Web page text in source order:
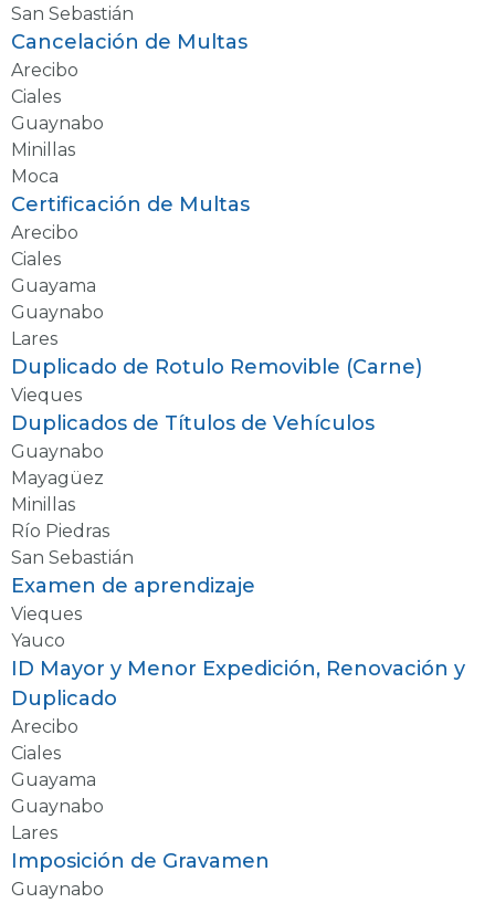
San Sebastián
Cancelación de Multas
Arecibo
Ciales
Guaynabo
Minillas
Moca
Certificación de Multas
Arecibo
Ciales
Guayama
Guaynabo
Lares
Duplicado de Rotulo Removible (Carne)
Vieques
Duplicados de Títulos de Vehículos
Guaynabo
Mayagüez
Minillas
Río Piedras
San Sebastián
Examen de aprendizaje
Vieques
Yauco
ID Mayor y Menor Expedición, Renovación y
Duplicado
Arecibo
Ciales
Guayama
Guaynabo
Lares
Imposición de Gravamen
Guaynabo